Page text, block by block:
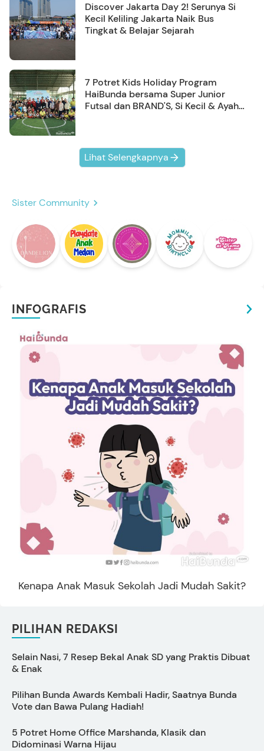
Discover Jakarta Day 2! Serunya Si
Kecil Keliling Jakarta Naik Bus
Tingkat & Belajar Sejarah
7 Potret Kids Holiday Program
HaiBunda bersama Super Junior
Futsal dan BRAND'S, Si Kecil & Ayah
Lihat Selengkapnya
Sister Community
INFOGRAFIS
Kenapa Anak Masuk Sekolah Jadi Mudah Sakit?
PILIHAN REDAKSI
Selain Nasi, 7 Resep Bekal Anak SD yang Praktis Dibuat
& Enak
Pilihan Bunda Awards Kembali Hadir, Saatnya Bunda
Vote dan Bawa Pulang Hadiah!
5 Potret Home Office Marshanda, Klasik dan
Didominasi Warna Hijau